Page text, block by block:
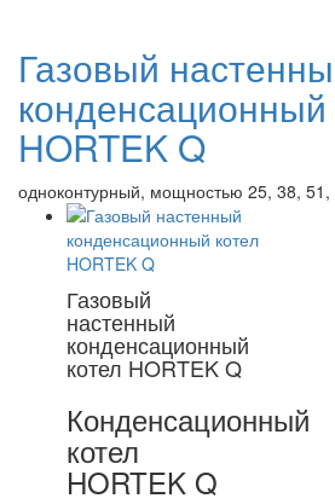
Газовый
конденсационный
HORTEK Q
одноконтурный, мощностью 25, 38, 51,
Газовый
настенный
конденсационный
котел HORTEK Q
Конденсационный
котел
HORTEK Q